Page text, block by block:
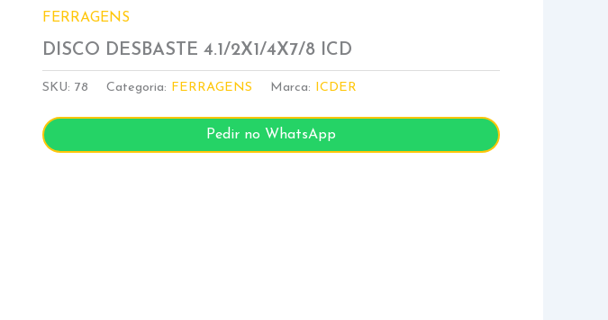
FERRAGENS
DISCO DESBASTE 4.1/2X1/4X7/8 ICD
SKU:78 Categoria: FERRAGENS Marca: ICDER
Pedir no WhatsApp